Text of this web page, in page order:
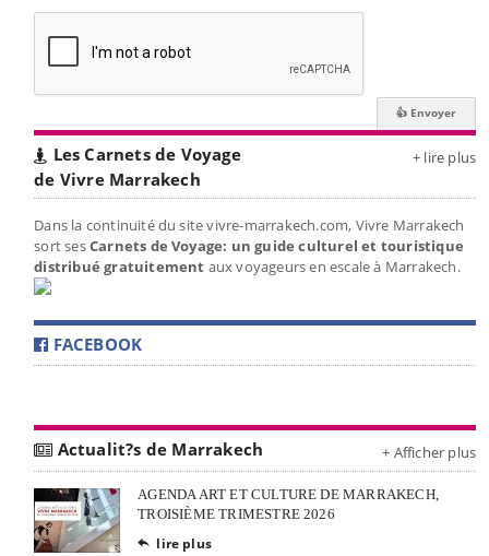
Les Carnets de Voyage
de Vivre Marrakech
+ lire plus
Dans la continuité du site vivre-marrakech.com, Vivre Marrakech
sort sesCarnets de Voyage: un guide culturel et touristique
distribué gratuitement aux voyageurs en escale à Marrakech.
FACEBOOK
Actualit?s de Marrakech + Afficher plus
AGENDA ART ET CULTURE DE MARRAKECH,
TROISIÈME TRIMESTRE 2026
 lire plus